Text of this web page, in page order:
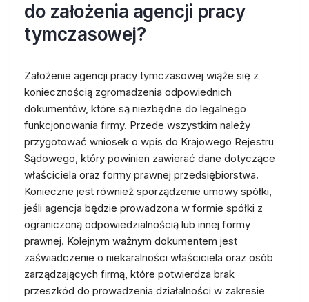
do założenia agencji pracy
tymczasowej?
Założenie agencji pracy tymczasowej wiąże się z
koniecznością zgromadzenia odpowiednich
dokumentów, które są niezbędne do legalnego
funkcjonowania firmy. Przede wszystkim należy
przygotować wniosek o wpis do Krajowego Rejestru
Sądowego, który powinien zawierać dane dotyczące
właściciela oraz formy prawnej przedsiębiorstwa.
Konieczne jest również sporządzenie umowy spółki,
jeśli agencja będzie prowadzona w formie spółki z
ograniczoną odpowiedzialnością lub innej formy
prawnej. Kolejnym ważnym dokumentem jest
zaświadczenie o niekaralności właściciela oraz osób
zarządzających firmą, które potwierdza brak
przeszkód do prowadzenia działalności w zakresie